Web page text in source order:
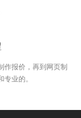
作报价，再到网页制
业的。